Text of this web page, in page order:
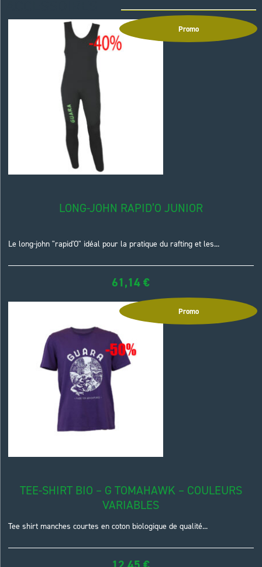
Promo
LONG-JOHN RAPID’O JUNIOR
Le long-john "rapid'O" idéal pour la pratique du rafting et les...
61,14€
Promo
TEE-SHIRT BIO – G TOMAHAWK – COULEURS
VARIABLES
Tee shirt manches courtes en coton biologique de qualité...